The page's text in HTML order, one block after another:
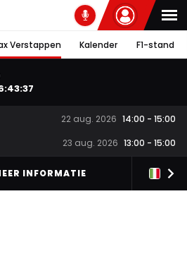
Verstappen Kalender F1-stand
:43:36
22 aug. 2026 14:00 - 15:00
23 aug. 2026 13:00 - 15:00
INFORMATIE